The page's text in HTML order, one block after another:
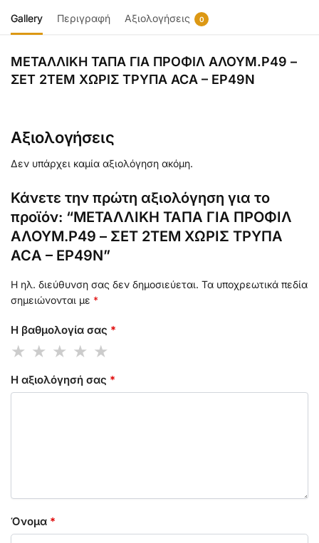
Gallery Περιγραφή Αξιολογήσεις 0
ΜΕΤΑΛΛΙΚΗ ΤΑΠΑ ΓΙΑ ΠΡΟΦΙΛ ΑΛΟΥΜ.P49 –
ΣΕΤ 2ΤΕΜ ΧΩΡΙΣ ΤΡΥΠΑ ACA – EP49N
Αξιολογήσεις
Δεν υπάρχει καμία αξιολόγηση ακόμη.
Κάνετε την πρώτη αξιολόγηση για το
προϊόν: “ΜΕΤΑΛΛΙΚΗ ΤΑΠΑ ΓΙΑ ΠΡΟΦΙΛ
ΑΛΟΥΜ.P49 – ΣΕΤ 2ΤΕΜ ΧΩΡΙΣ ΤΡΥΠΑ
ACA – EP49N”
Η ηλ. διεύθυνση σας δεν δημοσιεύεται. Τα υποχρεωτικά πεδία
σημειώνονται με *
Η βαθμολογία σας *
Η αξιολόγησή σας *
Όνομα *